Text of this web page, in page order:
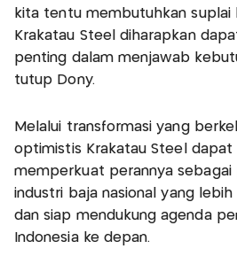
kita tentu membutuhkan suplai
Krakatau Steel diharapkan
penting dalam menjawab
tutup Dony.
Melalui transformasi yang
optimistis Krakatau Steel dapat
memperkuat perannya sebagai
industri baja nasional yang
dan siap mendukung agenda
Indonesia ke depan.